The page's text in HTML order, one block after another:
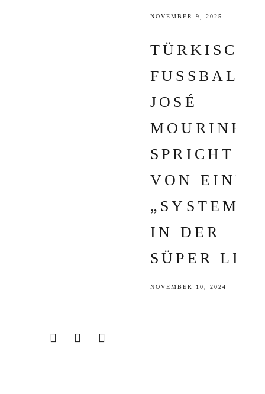
NOVEMBER 9, 2025
FUSSBALL: J
OSÉ M
OURINHO S
PRICHT V
ON EINEM „
SYSTEM“ I
N DER S
ÜPER LIG
NOVEMBER 10, 2024